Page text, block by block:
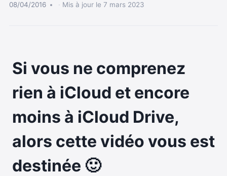
08/04/2016 Mis à jour le 7 mars 2023
Si vous ne comprenez
rien à iCloud et encore
moins à iCloud Drive,
alors cette vidéo vous est
destinée 🙂